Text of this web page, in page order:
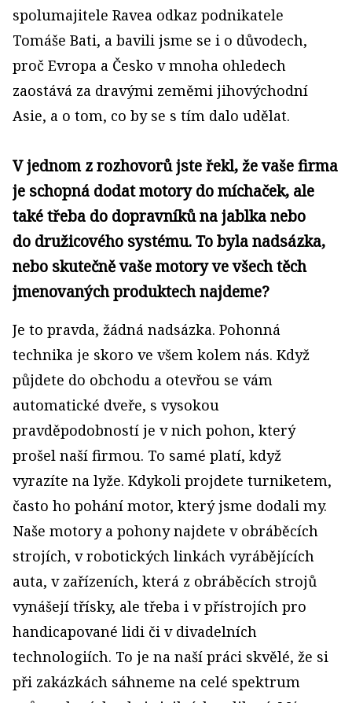
spolumajitele Ravea odkaz podnikatele
Tomáše Bati, a bavili jsme se i o důvodech,
proč Evropa a Česko v mnoha ohledech
zaostává za dravými zeměmi jihovýchodní
Asie, a o tom, co by se s tím dalo udělat.
V jednom z rozhovorů jste řekl, že vaše firma
je schopná dodat motory do míchaček, ale
také třeba do dopravníků na jablka nebo
do družicového systému. To byla nadsázka,
nebo skutečně vaše motory ve všech těch
jmenovaných produktech najdeme?
Je to pravda, žádná nadsázka. Pohonná
technika je skoro ve všem kolem nás. Když
půjdete do obchodu a otevřou se vám
automatické dveře, s vysokou
pravděpodobností je v nich pohon, který
prošel naší firmou. To samé platí, když
vyrazíte na lyže. Kdykoli projdete turniketem,
často ho pohání motor, který jsme dodali my.
Naše motory a pohony najdete v obráběcích
strojích, v robotických linkách vyrábějících
auta, v zařízeních, která z obráběcích strojů
vynášejí třísky, ale třeba i v přístrojích pro
handicapované lidi či v divadelních
technologiích. To je na naší práci skvělé, že si
při zakázkách sáhneme na celé spektrum